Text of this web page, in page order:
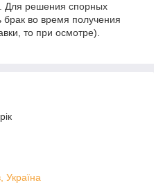
Для решения спорных
брак во время получения
то при осмотре).
Україна